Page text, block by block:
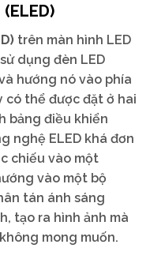
trên màn hình LED
dụng đèn LED
hướng nó vào phía
có thể được đặt ở hai
bảng điều khiển
nghệ ELED khá đơn
chiếu vào một
vào một bộ
tán ánh sáng
tạo ra hình ảnh mà
mong muốn.